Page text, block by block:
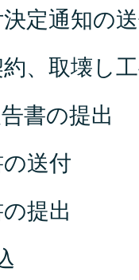
定通知の
、取壊し
書の提出
送付
提出